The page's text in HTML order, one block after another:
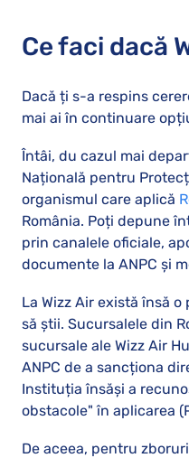
Ce faci dacă
Dacă ți s-a respins
mai ai în continuare
Întâi, du cazul mai
Națională pentru
organismul care aplică
România. Poți depune
prin canalele oficiale,
documente la ANPC și
La Wizz Air există însă
să știi. Sucursalele din
sucursale ale Wizz Air
ANPC de a sancționa
Instituția însăși a
obstacole" în aplicarea
De aceea, pentru